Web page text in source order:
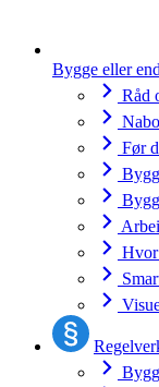
Bygge eller
Råd
Før
Hvor